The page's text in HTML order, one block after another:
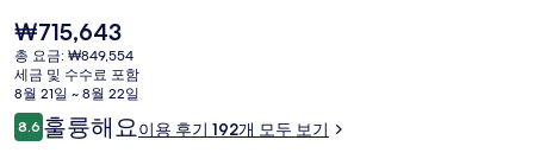
럽
의
사
진
영장 같은 편의 시설과 서비스가 갖춰져 있으며, 아파트에는 DVD 플레
이어 및 무료 WiFi도 마련되어 있습니다.
현
재
가
격
은
₩715,643
₩715,643
총 요금: ₩849,554
세금 및 수수료 포함
8월 21일 ~ 8월 22일
이
용
8.610점 만점 중 8.6점.
훌륭해요이용 후기 192개 모두 보기